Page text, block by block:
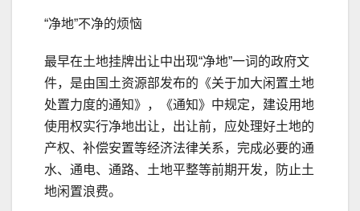
“净地”不净的烦恼
最早在土地挂牌出让中出现“净地”一词的政府文
件，是由国土资源部发布的《关于加大闲置土地
处置力度的通知》，《通知》中规定，建设用地
使用权实行净地出让，出让前，应处理好土地的
产权、补偿安置等经济法律关系，完成必要的通
水、通电、通路、土地平整等前期开发，防止土
地闲置浪费。